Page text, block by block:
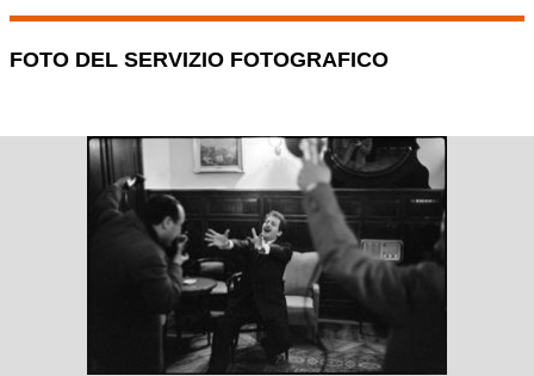
FOTO DEL SERVIZIO FOTOGRAFICO